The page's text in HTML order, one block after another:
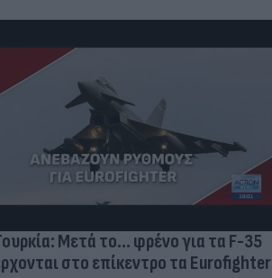
Μετά το... φρένο για τα F-35
στο επίκεντρο τα Eurofighter